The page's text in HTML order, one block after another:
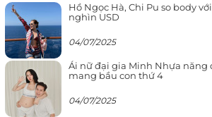
Hồ Ngọc Hà, Chi Pu so body
nghìn USD
04/07/2025
Ái nữ đại gia Minh Nhựa năng
mang bầu con thứ 4
04/07/2025